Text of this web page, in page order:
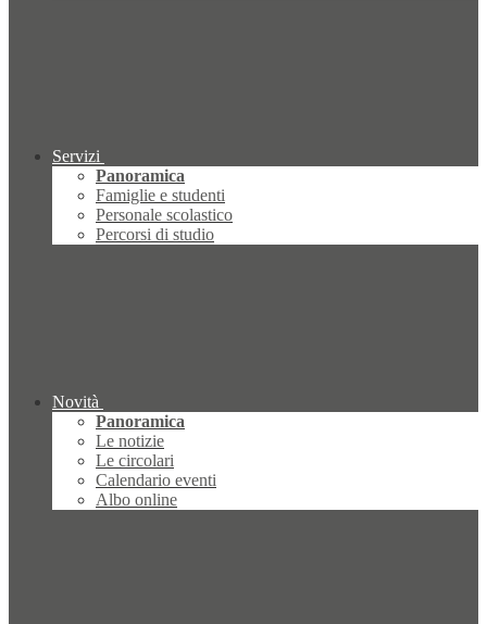
Servizi
Panoramica
Famiglie e studenti
Personale scolastico
Percorsi di studio
Novità
Panoramica
Le notizie
Le circolari
Calendario eventi
Albo online